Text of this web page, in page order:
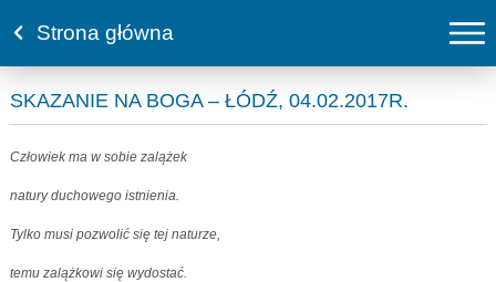
Strona główna
SKAZANIE NA BOGA – ŁÓDŹ, 04.02.2017R.
Człowiek ma w sobie zalążek
natury duchowego istnienia.
Tylko musi pozwolić się tej naturze,
temu zalążkowi się wydostać.